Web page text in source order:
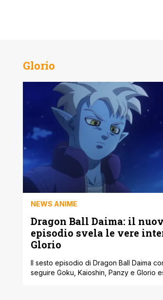
Glorio
NEWS ANIME
Dragon Ball Daima: il
episodio svela le vere
Glorio
Il sesto episodio di Dragon Ball Daima
seguire Goku, Kaioshin, Panzy e Glorio